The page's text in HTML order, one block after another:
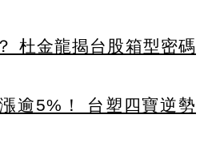
杜金龍揭台股箱型密碼
逾5%！ 台塑四寶逆勢